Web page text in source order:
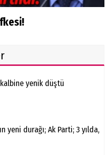
yenik düştü
yeni durağı; Ak Parti; 3 yılda,